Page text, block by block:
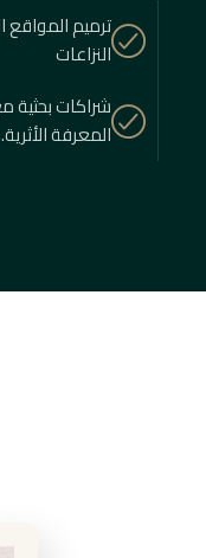
ترميم المواقع
النزاعات
شراكات بحثية
المعرفة الأثرية.